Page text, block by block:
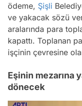
ödeme, Şişli
ve yakacak sözü
aralarında para
kapattı. Toplanan
işçinin çevresine
Eşinin mezarına
dönecek